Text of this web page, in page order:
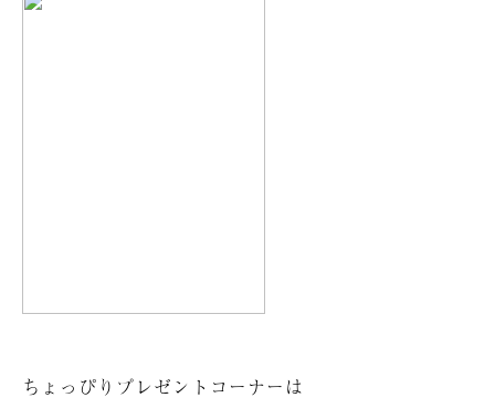
ちょっぴりプレゼントコーナーは